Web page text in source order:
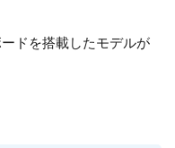
ドを搭載したモデルが